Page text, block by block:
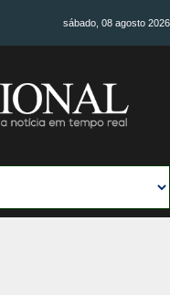
sábado, 08 agosto 2026